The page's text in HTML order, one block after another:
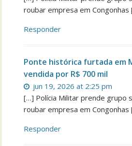
roubar empresa em Congonhas
Responder
Ponte histórica furtada em
vendida por R$ 700 mil
jun 19, 2026 at 2:25 pm
[…] Polícia Militar prende grupo
roubar empresa em Congonhas
Responder